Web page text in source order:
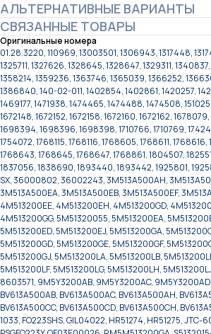
АЛЬТЕРНАТИВНЫЕ ВАРИАНТЫ
СВЯЗАННЫЕ ТОВАРЫ
Оригинальные номера
01.28.3220, 110969, 13003501, 1306943, 1317448,
1325711, 1327626, 1328645, 1328647, 1329311,
1358214, 1359236, 1363746, 1365039, 1366252,
1386840, 140-02-011, 1402854, 1402861, 1420257,
1469177, 1471938, 1474465, 1474488, 1474508,
1672148, 1672152, 1672158, 1672160, 1672162,
1698394, 1698396, 1698398, 1710766, 1710769,
1754072, 1768115, 1768116, 1768605, 1768611,
1768643, 1768645, 1768647, 1768861, 1804507,
1837056, 1838690, 1893440, 1893442, 1925801,
SX, 36000802, 36002243, 3M513A500AH,
3M513A500EA, 3M513A500EB, 3M513A500EF,
4M513200EE, 4M513200EH, 4M513200GD,
4M513200GG, 5M51320055, 5M513200EA,
5M513200ED, 5M513200EJ, 5M513200GA,
5M513200GD, 5M513200GE, 5M513200GF,
5M513200GJ, 5M513200LA, 5M513200LB,
5M513200LF, 5M513200LG, 5M513200LH,
8603571, 9M5Y3200AB, 9M5Y3200AC,
BV613A500AB, BV613A500AC, BV613A500AH,
BV613A500CC, BV613A500CD, BV613A500CH,
1033, FO223SHS, GIL04022, HR51274, HR51275, JTC-